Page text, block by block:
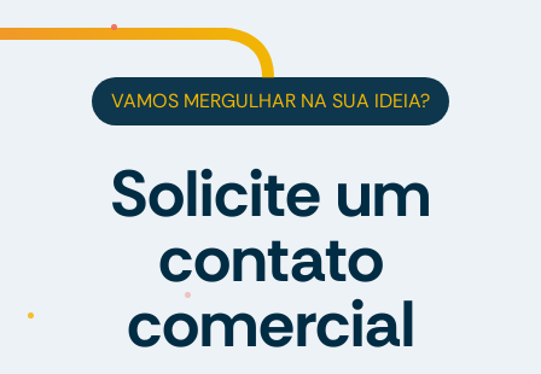
VAMOS MERGULHAR NA SUA IDEIA?
Solicite um
contato
comercial